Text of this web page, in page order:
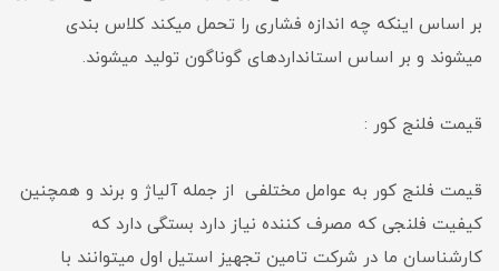
بر اساس اینکه چه اندازه فشاری را تحمل میکند کلاس بندی
میشوند و بر اساس استانداردهای گوناگون تولید میشوند.
قیمت فلنج کور :
قیمت فلنج کور به عوامل مختلفی از جمله آلیاژ و برند و همچنین
کیفیت فلنجی که مصرف کننده نیاز دارد بستگی دارد که
کارشناسان ما در شرکت تامین تجهیز استیل اول میتوانند با